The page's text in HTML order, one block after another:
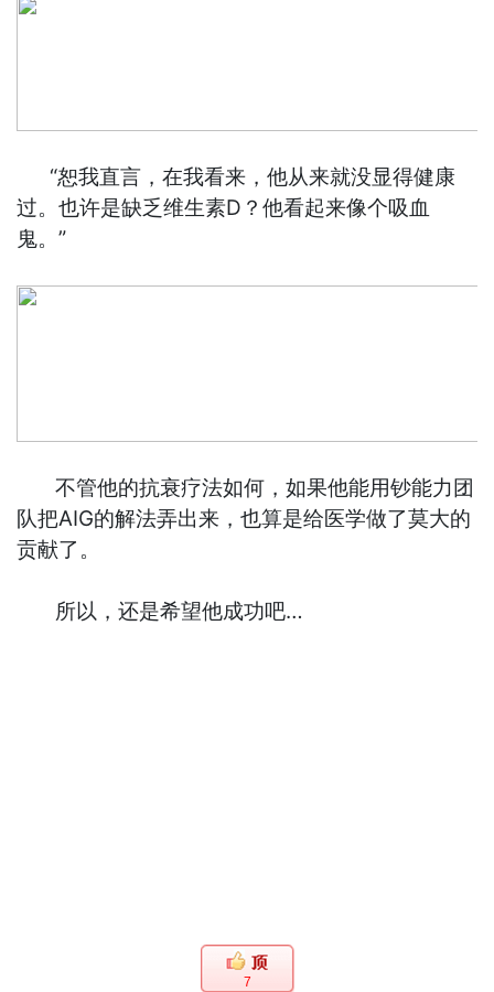
“恕我直言，在我看来，他从来就没显得健康
过。也许是缺乏维生素D？他看起来像个吸血
鬼。”
不管他的抗衰疗法如何，如果他能用钞能力团
队把AIG的解法弄出来，也算是给医学做了莫大的
贡献了。
所以，还是希望他成功吧…
7